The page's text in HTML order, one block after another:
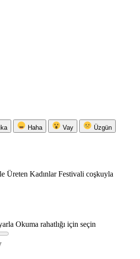
Haha Vay Üzgün
Üreten Kadınlar Festivali coşkuyla
Okuma rahatlığı için seçin